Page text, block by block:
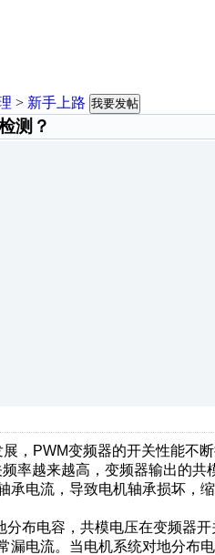
> 新手上路 我要发帖
测？
，PWM变频器的开关性能不
率越来越高，变频器输出的
承电流，导致电机轴承损坏，
分布电容，共模电压在变频器
漏电流。当电机系统对地分布